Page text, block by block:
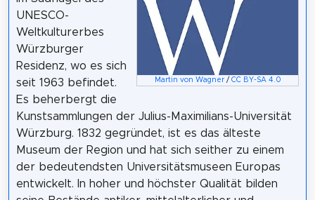
Martin von Wagner/ CC BY-SA 4.0
UNESCO-
Weltkulturerbes
Würzburger
Residenz, wo es sich
seit 1963 befindet.
Es beherbergt die
Kunstsammlungen der Julius-Maximilians-Universität
Würzburg. 1832 gegründet, ist es das älteste
Museum der Region und hat sich seither zu einem
der bedeutendsten Universitätsmuseen Europas
entwickelt. In hoher und höchster Qualität bilden